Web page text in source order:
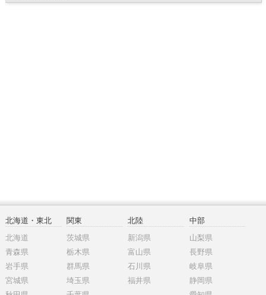
北海道・東北
北海道
青森県
岩手県
宮城県
関東
茨城県
栃木県
群馬県
埼玉県
北陸
新潟県
富山県
石川県
福井県
中部
山梨県
長野県
岐阜県
静岡県